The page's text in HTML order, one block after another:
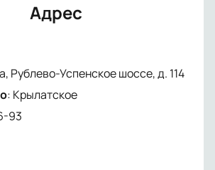
Адрес
Рублево-Успенское шоссе, д. 114
: Крылатское
93